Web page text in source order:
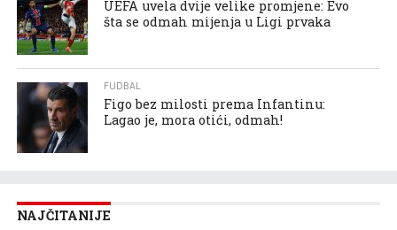
UEFA uvela dvije velike promjene: Evo
šta se odmah mijenja u Ligi prvaka
FUDBAL
Figo bez milosti prema Infantinu:
Lagao je, mora otići, odmah!
NAJČITANIJE